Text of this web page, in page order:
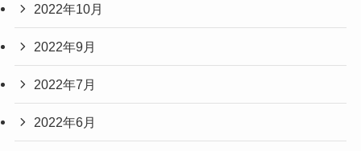
2022年10月
2022年9月
2022年7月
2022年6月